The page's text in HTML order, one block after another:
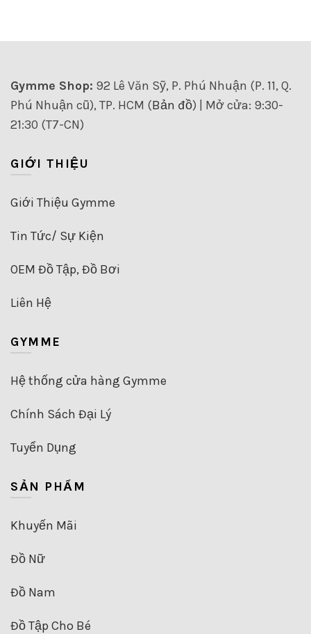
Gymme Shop: 92 Lê Văn Sỹ, P. Phú Nhuận (P. 11, Q.
Phú Nhuận cũ), TP. HCM (Bản đồ) | Mở cửa: 9:30-
21:30 (T7-CN)
GIỚI THIỆU
Giới Thiệu Gymme
Tin Tức/ Sự Kiện
OEM Đồ Tập, Đồ Bơi
Liên Hệ
GYMME
Hệ thống cửa hàng Gymme
Chính Sách Đại Lý
Tuyển Dụng
SẢN PHẨM
Khuyến Mãi
Đồ Nữ
Đồ Nam
Đồ Tập Cho Bé